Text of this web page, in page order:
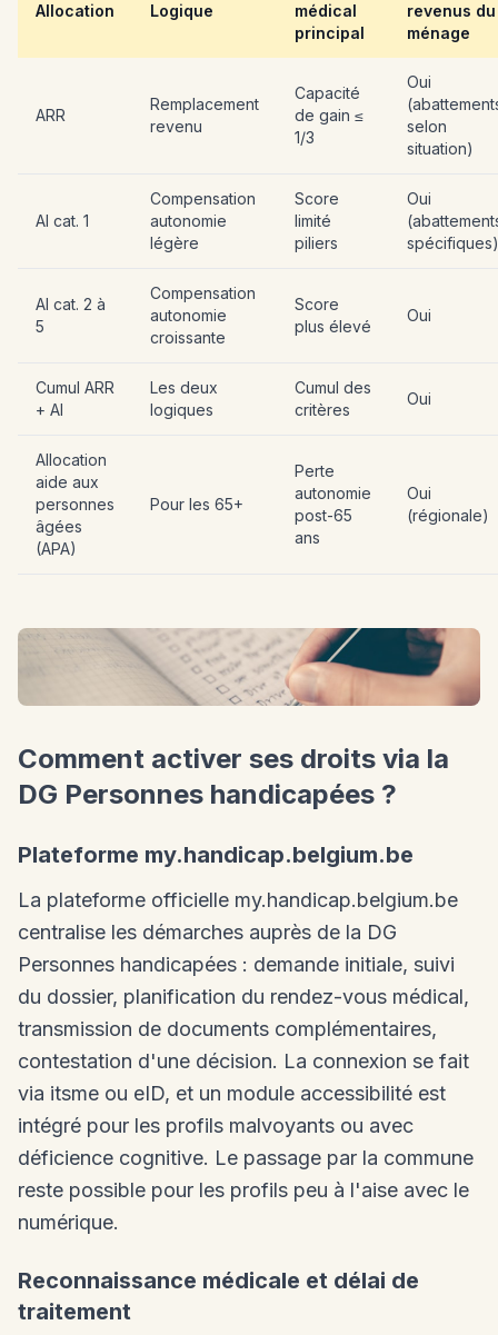
Allocation Logique
médical
principal
revenus du
ménage
ARR
Remplacement
revenu
Capacité
de gain ≤
1/3
Oui
selon
situation)
AI cat. 1
Compensation
autonomie
légère
Score
limité
piliers
Oui
spécifiques)
AI cat. 2 à
5
Compensation
autonomie
croissante
Score
plus élevé
Oui
Cumul ARR
+ AI
Les deux
logiques
Cumul des
critères
Oui
Allocation
aide aux
personnes
âgées
(APA)
Pour les 65+
Perte
autonomie
post-65
ans
Oui
(régionale)
Comment activer ses droits via la
DG Personnes handicapées ?
Plateforme my.handicap.belgium.be
La plateforme officielle my.handicap.belgium.be
centralise les démarches auprès de la DG
Personnes handicapées : demande initiale, suivi
du dossier, planification du rendez-vous médical,
transmission de documents complémentaires,
contestation d'une décision. La connexion se fait
via itsme ou eID, et un module accessibilité est
intégré pour les profils malvoyants ou avec
déficience cognitive. Le passage par la commune
reste possible pour les profils peu à l'aise avec le
numérique.
Reconnaissance médicale et délai de
traitement